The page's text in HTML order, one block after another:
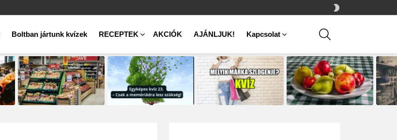
SKIN
Boltban jártunk kvízek RECEPTEK AKCIÓK AJÁNLJUK! Kapcsolat